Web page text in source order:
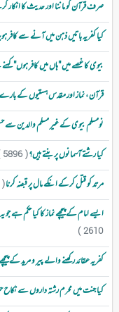
صرف قرآن کو ماننا اور حدیث کا انکار
کیا کفریہ باتیں ذہن میں آنے سے کافر
بیوی کا غصے میں "ہاں میں کافر ہوں"
قرآن ، نماز اور مقدس ہستیوں کے
نومسلم بیوی کے غیر مسلم والدین سے
کیا رشتے آسمانوں پر بنتے ہیں؟( 5896 )
مرتد کو قتل کرکے انکے مال پر قبضہ کرنا( 4804 )
ایسے امام کے پیچھے نماز کا کیا حکم ہے
2610 )
کفریہ عقائد رکھنے والے پیر و مرید کے
کیا جنت میں محرم رشتہ داروں سے نکاح